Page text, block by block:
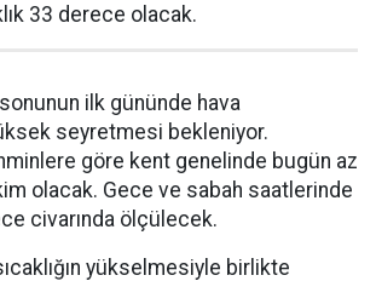
33 derece olacak.
ilk gününde hava
seyretmesi bekleniyor.
göre kent genelinde bugün az
olacak. Gece ve sabah saatlerinde
civarında ölçülecek.
yükselmesiyle birlikte